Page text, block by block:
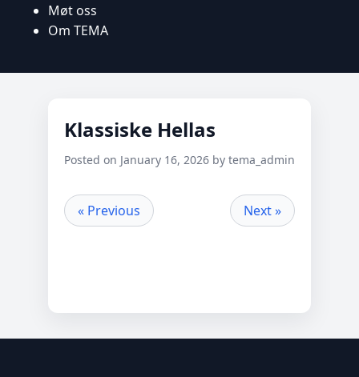
Møt oss
Om TEMA
Klassiske Hellas
Posted on January 16, 2026 by tema_admin
« Previous Next »